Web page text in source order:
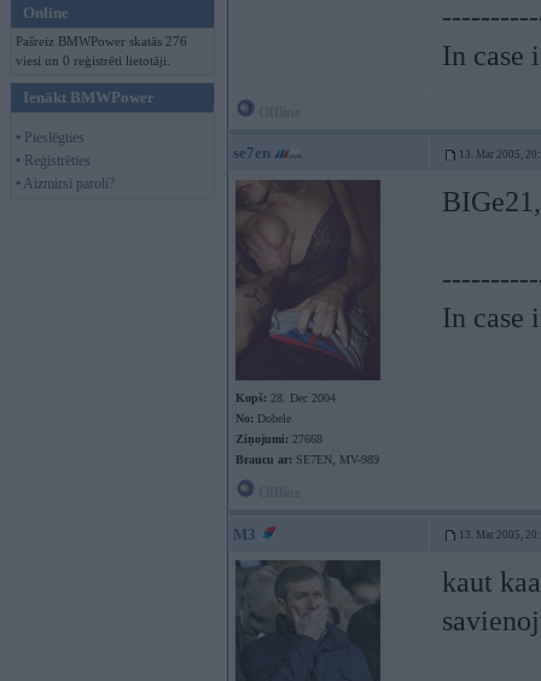
Online
Pašreiz BMWPower skatās 276
viesi un 0 reģistrēti lietotāji.
Ienākt BMWPower
• Pieslēgties
• Reģistrēties
• Aizmirsi paroli?
In case
se7en 13. Mar 2005,
Kopš: 28. Dec 2004
No: Dobele
Ziņojumi: 27668
Braucu ar: SE7EN, MV-989
In case
M3 13. Mar 2005,
kaut